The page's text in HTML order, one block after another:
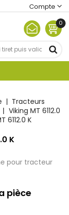
Compte
0
Tracteurs
Viking MT 6112.0
6112.0 K
K
pour tracteur
pièce